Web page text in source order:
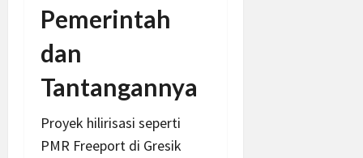
Pemerintah
dan
Tantangannya
Proyek hilirisasi seperti
PMR Freeport di Gresik